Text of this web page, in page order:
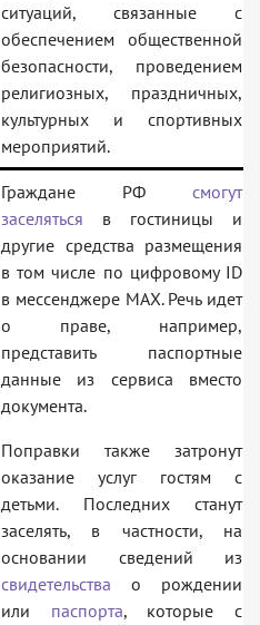
ситуаций, связанные с
обеспечением общественной
безопасности, проведением
религиозных, праздничных,
культурных и спортивных
мероприятий.
Граждане РФ смогут
заселяться в гостиницы и
другие средства размещения
в том числе по цифровому ID
в мессенджере MAX. Речь идет
о праве, например,
представить паспортные
данные из сервиса вместо
документа.
Поправки также затронут
оказание услуг гостям с
детьми. Последних станут
заселять, в частности, на
основании сведений из
свидетельства о рождении
или паспорта, которые с